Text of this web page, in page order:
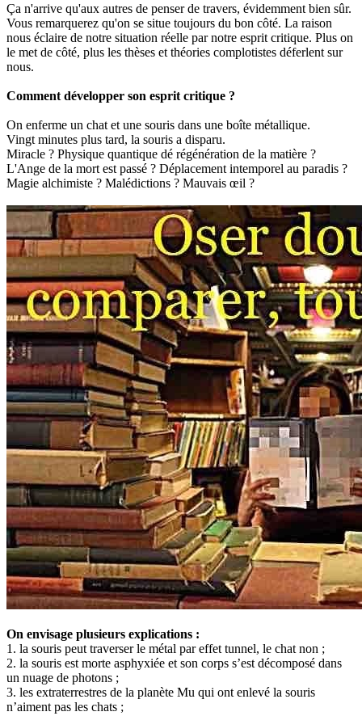
Ça n'arrive qu'aux autres de penser de travers, évidemment bien sûr.
Vous remarquerez qu'on se situe toujours du bon côté. La raison
nous éclaire de notre situation réelle par notre esprit critique. Plus on
le met de côté, plus les thèses et théories complotistes déferlent sur
nous.
Comment développer son esprit critique ?
On enferme un chat et une souris dans une boîte métallique.
Vingt minutes plus tard, la souris a disparu.
Miracle ? Physique quantique dé régénération de la matière ?
L'Ange de la mort est passé ? Déplacement intemporel au paradis ?
Magie alchimiste ? Malédictions ? Mauvais œil ?
On envisage plusieurs explications :
1. la souris peut traverser le métal par effet tunnel, le chat non ;
2. la souris est morte asphyxiée et son corps s’est décomposé dans
un nuage de photons ;
3. les extraterrestres de la planète Mu qui ont enlevé la souris
n’aiment pas les chats ;